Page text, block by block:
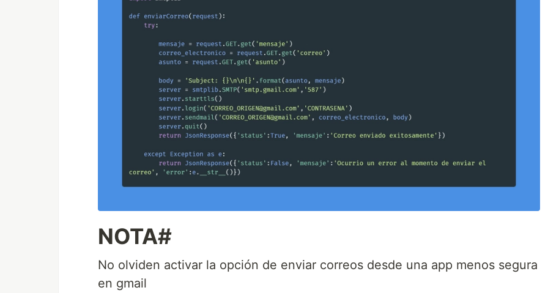
NOTA#
No olviden activar la opción de enviar correos desde una app menos segura
en gmail